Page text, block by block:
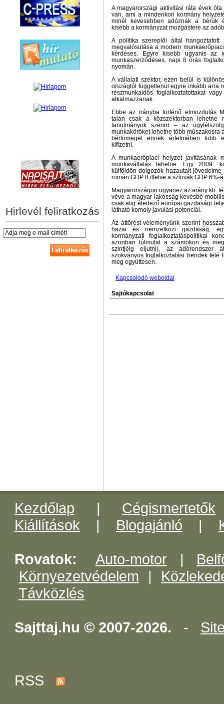
Hirlevél feliratkozás
A magyarországi aktivitási ráta évek
van, ami a mindenkori kormány
minél kevesebben adóznak a bérük
kisebb a kormányzat mozgástere az
A politika szereplői által hangoztatott
megvalósulása a modern
kérdéses. Egyre kisebb ugyanis az
munkaszerződéses, napi 8 órás
nyomán.
A vállalati szektor, ezen belül is
országtól függetlenül egyre inkább arra
részmunkaidős foglalkoztatottakat
alkalmazzanak.
Ebbe az irányba történő elmozdulás
talán csak a közszektorban lehetne
tanulmányok szerint – az
munkaköröket lehetne több műszakosra
bértömeget ennek értelmében több
kifizetni.
A munkaerőpiaci helyzet javításának
munkavállalás lehetne. Egy 2009.
külföldön dolgozók hazautalt
román GDP 8 illetve a szlovák GDP 6%-
Magyarországon ugyanez az arány kb.
véve a magyar lakosság kevésbé
csak alig éledező európai gazdasági
látható komoly javulási potenciál.
Az áttörést véleményünk szerint
hazai és nemzetközi gazdaság,
kormányzati foglalkoztatáspolitikai
azonban túlmutat a számokon és
szintjéig eljutni), az adórendszer
szokványos foglalkoztatási trendek felé
meg együttesen.
Kapcsolódó weboldal
Sajtókapcsolat
Kezdőlap | Cégismertetők
Kiállítások | Blogajánló |
Rovatok: Auto-motor|
Környezetvédelem |
Távközlés
Sajttaj.hu © 2007-2026. -
RSS